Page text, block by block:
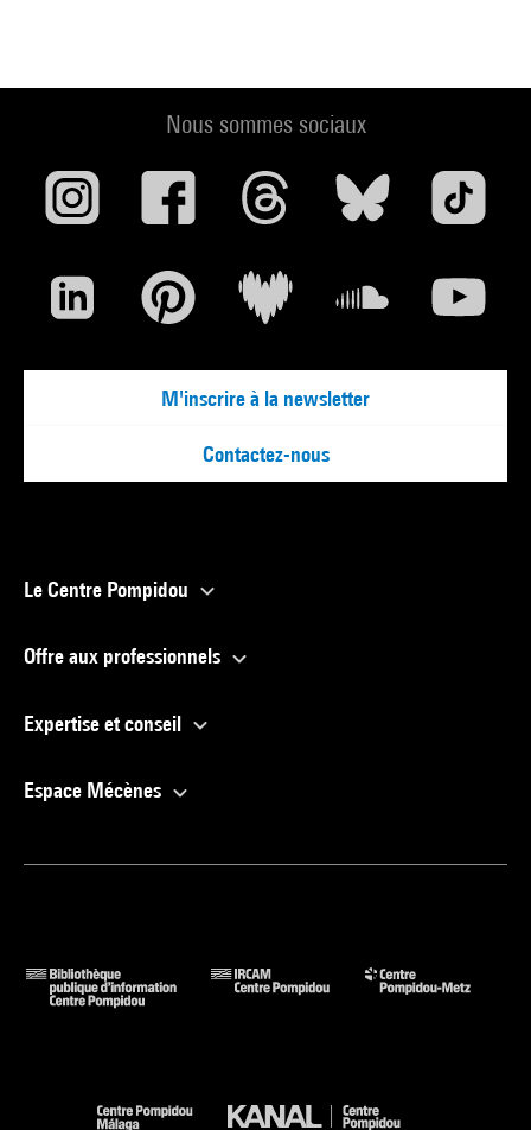
Nous sommes sociaux
M'inscrire à la newsletter
Contactez-nous
Le Centre Pompidou
Offre aux professionnels
Expertise et conseil
Espace Mécènes